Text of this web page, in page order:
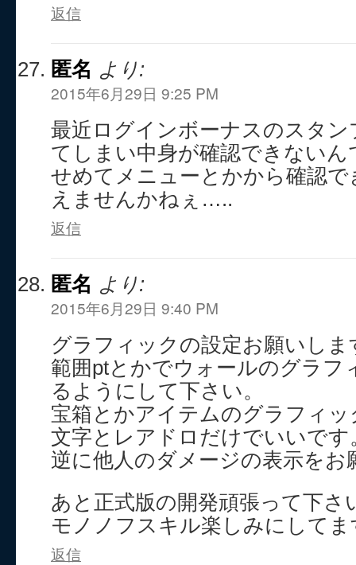
返信
匿名 より:
2015年6月29日 9:25 PM
最近ログインボーナスのスタン
てしまい中身が確認できない
せめてメニューとかから確認
えませんかねぇ…..
返信
匿名 より:
2015年6月29日 9:40 PM
グラフィックの設定お願いしま
範囲ptとかでウォールのグラフ
るようにして下さい。
宝箱とかアイテムのグラフィ
文字とレアドロだけでいいです
逆に他人のダメージの表示をお
あと正式版の開発頑張って下さ
モノノフスキル楽しみにしてま
返信